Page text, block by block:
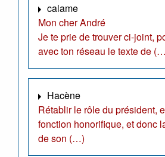
calame
Mon cher André
Je te prie de trouver ci-joint,
avec ton réseau le texte de
Hacène
Rétablir le rôle du président,
fonction honorifique, et donc
de son (…)